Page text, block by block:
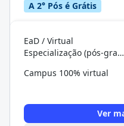
A 2° Pós é Grátis
EaD / Virtual
Especialização (pós-graduação)
Campus 100% virtual
Ver